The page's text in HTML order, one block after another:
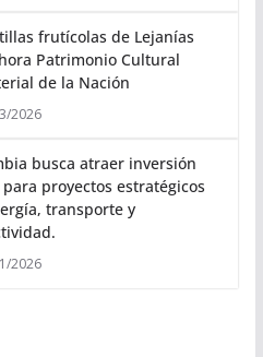
frutícolas de Lejanías
Patrimonio Cultural
de la Nación
2026
busca atraer inversión
proyectos estratégicos
transporte y
2026